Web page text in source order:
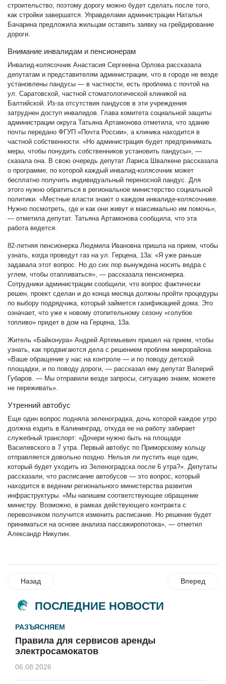
строительство, поэтому дорогу можно будет сделать после того,
как стройки завершатся. Управделами администрации Наталья
Бачарина предложила жильцам оставить заявку на грейдирование
дороги.
Внимание инвалидам и пенсионерам
Инвалид-колясочник Анастасия Сергеевна Орлова рассказала
депутатам и представителям администрации, что в городе не везде
установлены пандусы — в частности, есть проблема с почтой на
ул. Саратовской, частной стоматологической клиникой на
Балтийской. Из-за отсутствия пандусов в эти учреждения
затруднен доступ инвалидов. Глава комитета социальной защиты
администрации округа Татьяна Артамонова отметила, что здание
почты передано ФГУП «Почта России», а клиника находится в
частной собственности. «Но администрация будет предпринимать
меры, чтобы понудить собственников установить пандусы», —
сказала она. В свою очередь депутат Лариса Швалкене рассказала
о программе, по которой каждый инвалид-колясочник может
бесплатно получить индивидуальный переносной пандус. Для
этого нужно обратиться в региональное министерство социальной
политики. «Местные власти знают о каждом инвалиде-колясочнике.
Нужно посмотреть, где и как они живут и максимально им помочь»,
— отметила депутат. Татьяна Артамонова сообщила, что эта
работа ведется.
82-летняя пенсионерка Людмила Ивановна пришла на прием, чтобы
узнать, когда проведут газ на ул. Герцена, 13а: «Я уже раньше
задавала этот вопрос. Но до сих пор вынуждена носить ведра с
углем, чтобы отапливаться», — рассказала пенсионерка.
Сотрудники администрации сообщили, что вопрос фактически
решен, проект сделан и до конца месяца должны пройти процедуры
по выбору подрядчика, который займется газификацией дома. Это
означает, что уже к новому отопительному сезону «голубое
топливо» придет в дом на Герцена, 13а.
Житель «Байконура» Андрей Артемьевич пришел на прием, чтобы
узнать, как продвигаются дела с решением проблем микрорайона.
«Ваше обращение у нас на контроле — и по поводу детской
площадки, и по поводу дороги, — рассказал ему депутат Валерий
Губаров. — Мы отправили везде запросы, ситуацию знаем, можете
не переживать».
Утренний автобус
Еще один вопрос подняла зеленоградка, дочь которой каждое утро
должна ездить в Калининград, откуда ее на работу забирает
служебный транспорт: «Дочери нужно быть на площади
Василевского в 7 утра. Первый автобус по Приморскому кольцу
отправляется довольно поздно. Нельзя ли пустить еще один,
который будет уходить из Зеленоградска после 6 утра?». Депутаты
рассказали, что расписание автобусов — это вопрос, который
находится в ведении регионального министерства развития
инфраструктуры. «Мы напишем соответствующее обращение
министру. Возможно, в рамках действующего контракта с
перевозчиком получится изменить расписание. Но решение будет
приниматься на основе анализа пассажиропотока», — отметил
Александр Никулин.
Назад Вперед
ПОСЛЕДНИЕ НОВОСТИ
РАЗЪЯСНЯЕМ
Правила для сервисов аренды
электросамокатов
06.08.2026